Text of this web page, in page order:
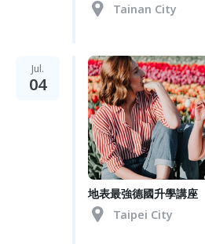
Tainan City
Jul.
04
地表最強德國升學講座
Taipei City